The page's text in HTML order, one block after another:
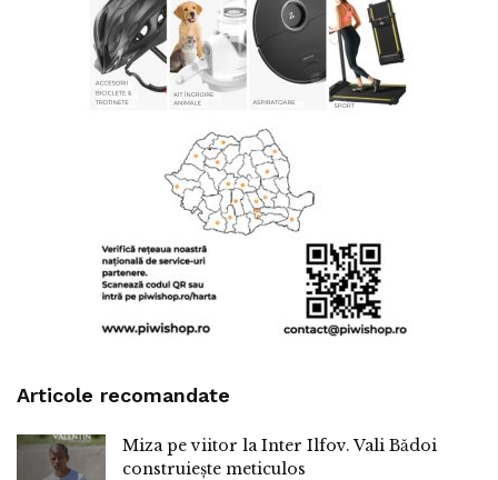
Articole recomandate
Miza pe viitor la Inter Ilfov. Vali Bădoi
construiește meticulos